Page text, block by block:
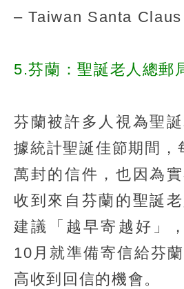
– Taiwan Santa Claus
5.芬蘭：聖誕老人總郵
芬蘭被許多人視為聖
據統計聖誕佳節期間，
萬封的信件，也因為
收到來自芬蘭的聖誕
建議「越早寄越好」
10月就準備寄信給芬
高收到回信的機會。